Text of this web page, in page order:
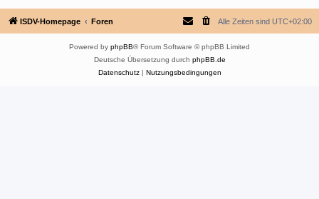
ISDV-Homepage Foren Alle Zeiten sind UTC+02:00
Powered by phpBB® Forum Software © phpBB Limited
Deutsche Übersetzung durch phpBB.de
Datenschutz| Nutzungsbedingungen